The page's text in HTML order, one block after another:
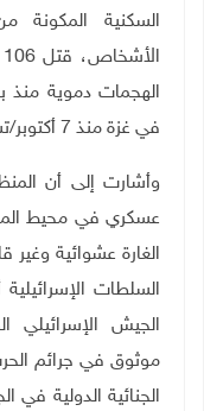
السكنية
الهجمات دموية منذ
في غزة منذ 7 أكتوبر/تشرين الأول
وأشارت إلى أن
عسكري في محيط
الغارة عشوائية
السلطات
الجيش
موثوق في جرائم
الجنائية الدولية في